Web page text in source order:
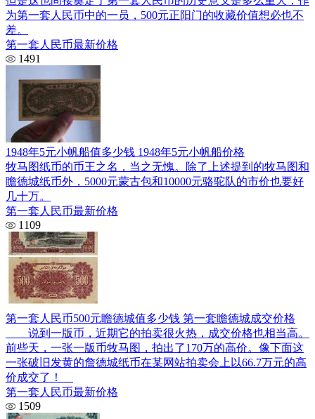
为第一套人民币中的一员，500元正阳门的收藏价值想必也不
差。
第一套人民币最新价格
1491
1948年5元小帆船值多少钱 1948年5元小帆船价格
牧马图纸币的币王之名，当之无愧。除了上述提到的牧马图和
瞻德城纸币外，5000元蒙古包和10000元骆驼队的市价也要好
几十万。
第一套人民币最新价格
1109
第一套人民币500元瞻德城值多少钱 第一套瞻德城成交价格
说到一版币，近期它的拍卖很火热，成交价格也相当高。
前些天，一张一版币牧马图，拍出了170万的高价。像下面这
一张破旧发黄的詹德城纸币在某网站拍卖会上以66.7万元的高
价成交了！
第一套人民币最新价格
1509